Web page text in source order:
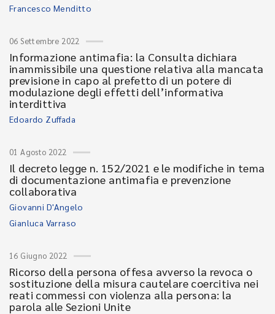
Francesco Menditto
06 Settembre 2022
Informazione antimafia: la Consulta dichiara
inammissibile una questione relativa alla mancata
previsione in capo al prefetto di un potere di
modulazione degli effetti dell’informativa
interdittiva
Edoardo Zuffada
01 Agosto 2022
Il decreto legge n. 152/2021 e le modifiche in tema
di documentazione antimafia e prevenzione
collaborativa
Giovanni D'Angelo
Gianluca Varraso
16 Giugno 2022
Ricorso della persona offesa avverso la revoca o
sostituzione della misura cautelare coercitiva nei
reati commessi con violenza alla persona: la
parola alle Sezioni Unite